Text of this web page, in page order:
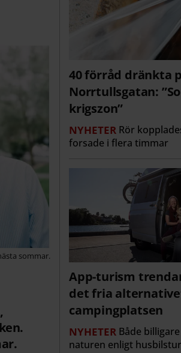
sommar.
40 förråd dränkta
Norrtullsgatan:
krigszon”
NYHETER Rör
forsade i flera timmar
App-turism
det fria
campingplatsen
NYHETER Både
naturen enligt